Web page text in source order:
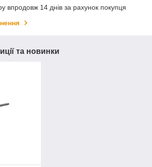
впродовж 14 днів за рахунок покупця
та новинки